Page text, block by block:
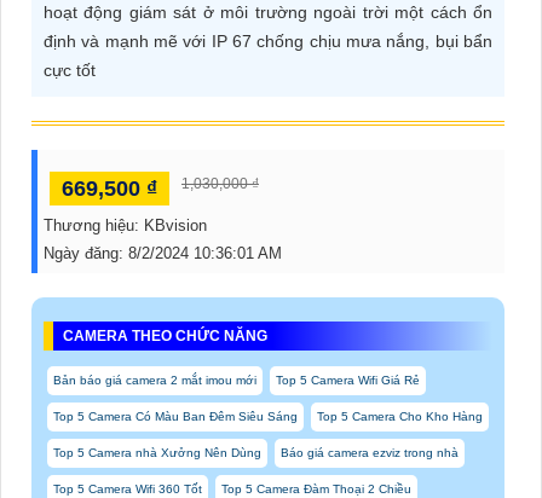
hoạt động giám sát ở môi trường ngoài trời một cách ổn
định và mạnh mẽ với IP 67 chống chịu mưa nắng, bụi bẩn
cực tốt
669,500 ₫ 1,030,000 ₫
Thương hiệu: KBvision
Ngày đăng: 8/2/2024 10:36:01 AM
CAMERA THEO CHỨC NĂNG
Bản báo giá camera 2 mắt imou mới Top 5 Camera Wifi Giá Rẻ
Top 5 Camera Có Màu Ban Đêm Siêu Sáng Top 5 Camera Cho Kho Hàng
Top 5 Camera nhà Xưởng Nên Dùng Báo giá camera ezviz trong nhà
Top 5 Camera Wifi 360 Tốt Top 5 Camera Đàm Thoại 2 Chiều